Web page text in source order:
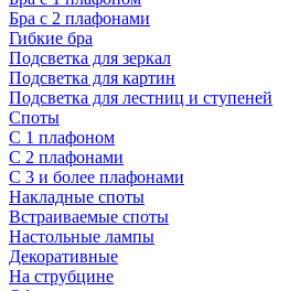
Бра с 2 плафонами
Гибкие бра
Подсветка для зеркал
Подсветка для картин
Подсветка для лестниц и ступеней
Споты
С 1 плафоном
С 2 плафонами
С 3 и более плафонами
Накладные споты
Встраиваемые споты
Настольные лампы
Декоративные
На струбцине